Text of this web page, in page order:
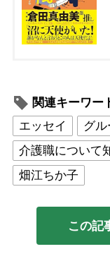
関連キーワー
エッセイ
グ
介護職について
畑江ちか子
この記